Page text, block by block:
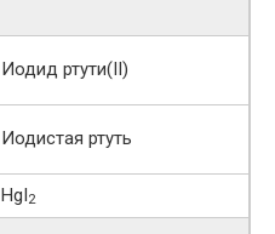
Иодид ртути​(II)​
Иодистая ртуть
HgI2